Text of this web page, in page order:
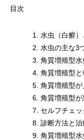
目次
水虫（白癬
水虫の主な3
角質増殖型
角質増殖型
角質増殖型
角質増殖型
セルフチェ
診断方法と
角質増殖型